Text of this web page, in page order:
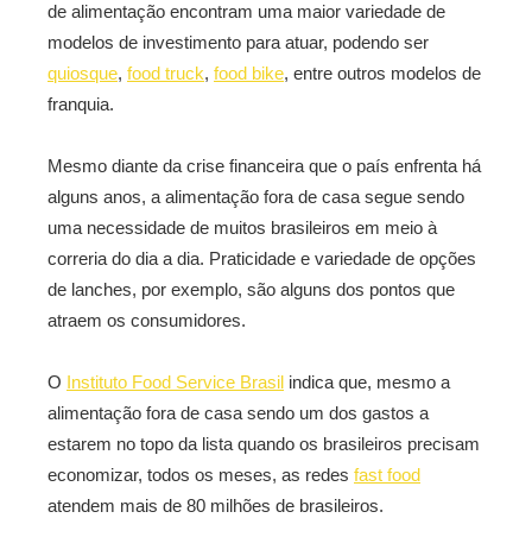
de alimentação encontram uma maior variedade de
modelos de investimento para atuar, podendo ser
quiosque, food truck, food bike, entre outros modelos de
franquia.
Mesmo diante da crise financeira que o país enfrenta há
alguns anos, a alimentação fora de casa segue sendo
uma necessidade de muitos brasileiros em meio à
correria do dia a dia. Praticidade e variedade de opções
de lanches, por exemplo, são alguns dos pontos que
atraem os consumidores.
O Instituto Food Service Brasil indica que, mesmo a
alimentação fora de casa sendo um dos gastos a
estarem no topo da lista quando os brasileiros precisam
economizar, todos os meses, as redes fast food
atendem mais de 80 milhões de brasileiros.